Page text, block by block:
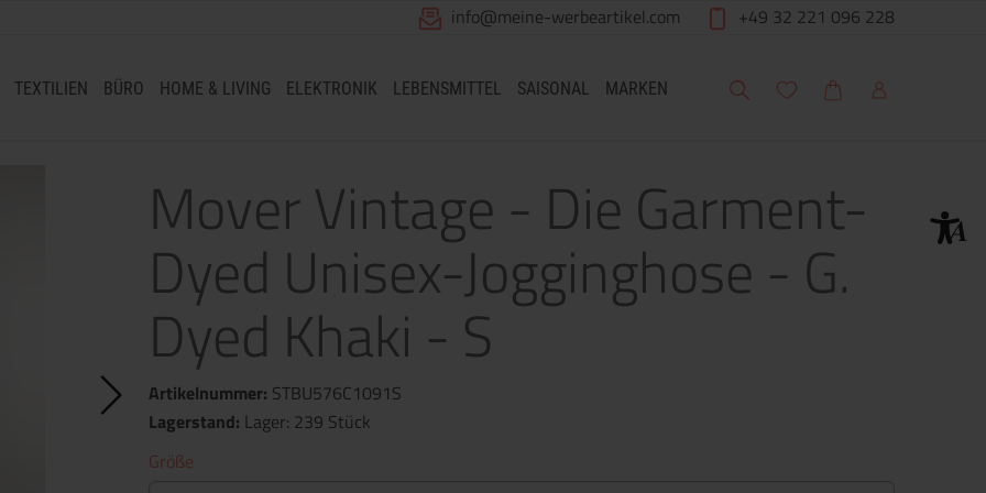
info@meine-werbeartikel.com +49 32 221 096 228
TEXTILIEN BÜRO HOME & LIVING ELEKTRONIK LEBENSMITTEL SAISONAL MARKEN Suche Meine Wunschliste
WarenkorbMein Account
Mover Vintage - Die Garment-
Dyed Unisex-Jogginghose - G.
Dyed Khaki - S
Artikelnummer: STBU576C1091S
Lagerstand: Lager: 239 Stück
Größe